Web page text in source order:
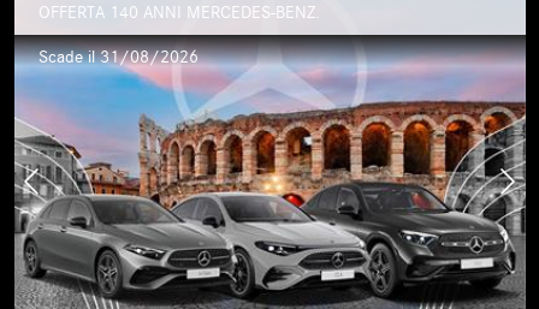
OFFERTA 140 ANNI MERCEDES-BENZ.
Scade il 31/08/2026